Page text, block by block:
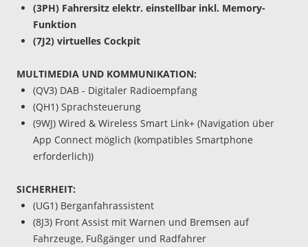
(3PH) Fahrersitz elektr. einstellbar inkl. Memory-
Funktion
(7J2) virtuelles Cockpit
MULTIMEDIA UND KOMMUNIKATION:
(QV3) DAB - Digitaler Radioempfang
(QH1) Sprachsteuerung
(9WJ) Wired & Wireless Smart Link+ (Navigation über
App Connect möglich (kompatibles Smartphone
erforderlich))
SICHERHEIT:
(UG1) Berganfahrassistent
(8J3) Front Assist mit Warnen und Bremsen auf
Fahrzeuge, Fußgänger und Radfahrer